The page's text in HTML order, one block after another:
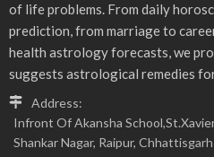
of life problems. From daily
prediction, from marriage to
health astrology forecasts, we
suggests astrological remedies
Address:
Infront Of Akansha
Shankar Nagar, Raipur,